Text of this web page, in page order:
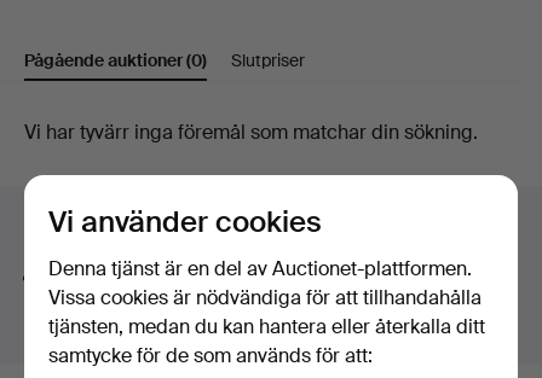
färg och form.
Välkomna!
Pågående auktioner(0) Slutpriser
Pågående
auktioner
Vi har tyvärr inga föremål som matchar din sökning.
Söktips
Vi söker automatiskt delar av ord. Söker du påband
hittar vi ävenarm bandsur.
Vi använder cookies
Denna tjänst är en del av Auctionet-plattformen.
Vissa cookies är nödvändiga för att tillhandahålla
tjänsten, medan du kan hantera eller återkalla ditt
samtycke för de som används för att: